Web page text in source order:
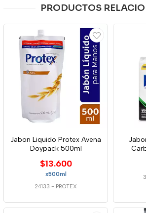
PRODUCTOS
Jabon Liquido Protex Avena
Doypack 500ml
$13.600
x500ml
24133 - PROTEX